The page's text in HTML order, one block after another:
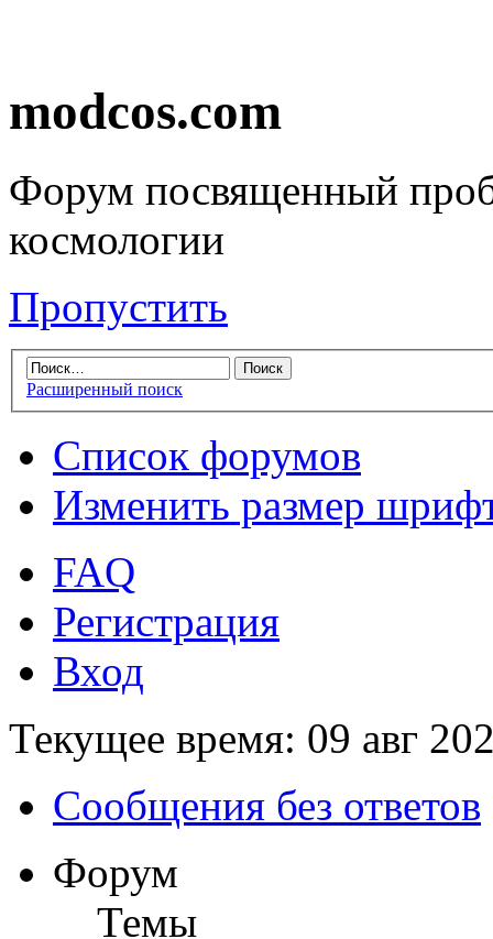
modcos.com
Форум посвященный
космологии
Пропустить
Расширенный поиск
Список форумов
Изменить размер
FAQ
Регистрация
Вход
Текущее время: 09 авг
Сообщения без ответов
Форум
Темы